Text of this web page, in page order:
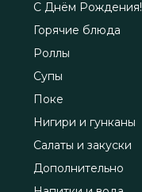
С Днём Рождения!
Горячие блюда
Роллы
Супы
Поке
Нигири и гунканы
Салаты и закуски
Дополнительно